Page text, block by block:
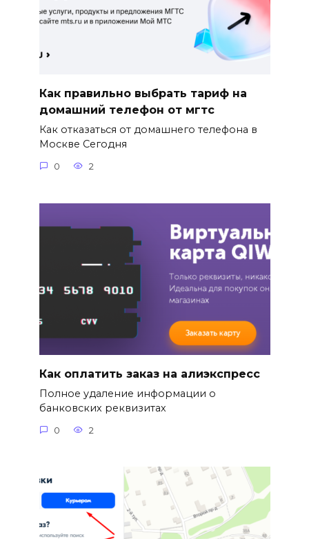
Как правильно выбрать тариф на
домашний телефон от мгтс
Как отказаться от домашнего телефона в
Москве Сегодня
0 2
Как оплатить заказ на алиэкспресс
Полное удаление информации о
банковских реквизитах
0 2